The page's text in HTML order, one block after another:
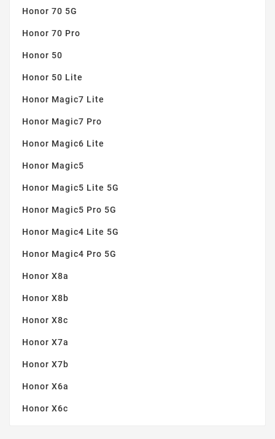
Honor 70 5G
Honor 70 Pro
Honor 50
Honor 50 Lite
Honor Magic7 Lite
Honor Magic7 Pro
Honor Magic6 Lite
Honor Magic5
Honor Magic5 Lite 5G
Honor Magic5 Pro 5G
Honor Magic4 Lite 5G
Honor Magic4 Pro 5G
Honor X8a
Honor X8b
Honor X8c
Honor X7a
Honor X7b
Honor X6a
Honor X6c